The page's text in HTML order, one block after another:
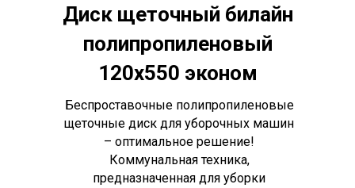
Диск щеточный билайн
полипропиленовый
120х550 эконом
Беспроставочные полипропиленовые
щеточные диск для уборочных машин
– оптимальное решение!
Коммунальная техника,
предназначенная для уборки